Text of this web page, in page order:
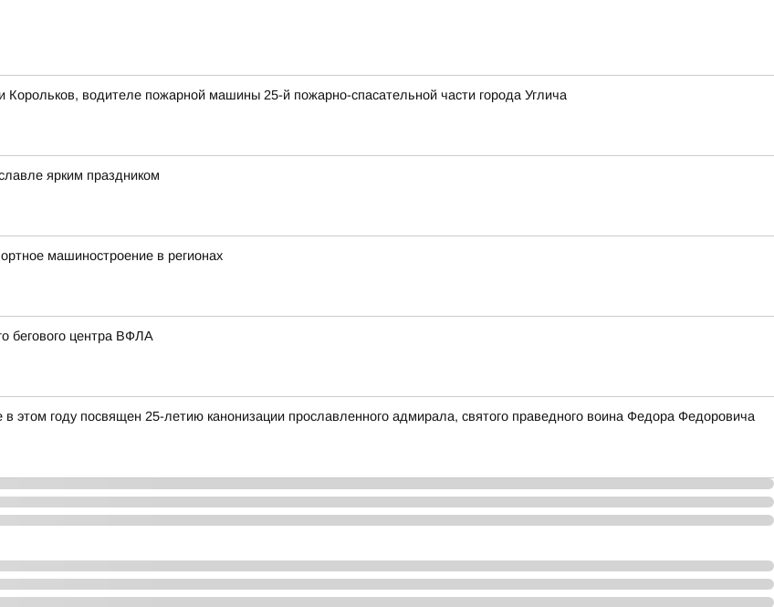
водителе пожарной машины 25-й пожарно-спасательной части города Углича
ярким праздником
машиностроение в регионах
бегового центра ВФЛА
году посвящен 25-летию канонизации прославленного адмирала, святого праведного воина Федора Федоровича